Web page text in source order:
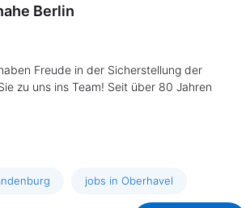
Berlin
Freude in der Sicherstellung der
zu uns ins Team! Seit über 80 Jahren
jobs in Oberhavel